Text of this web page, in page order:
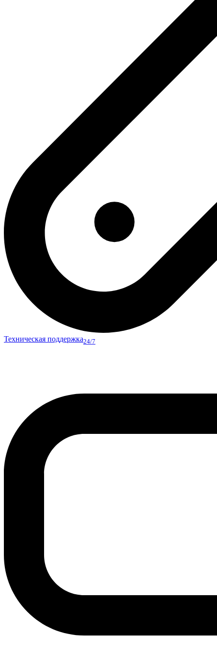
Техническая поддержка24/7